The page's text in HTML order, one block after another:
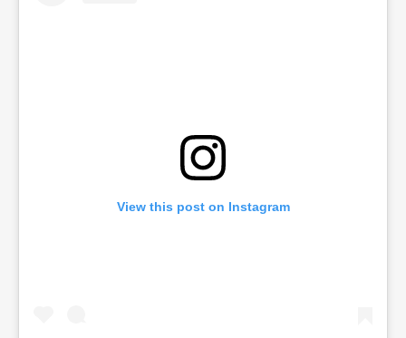
View this post on Instagram